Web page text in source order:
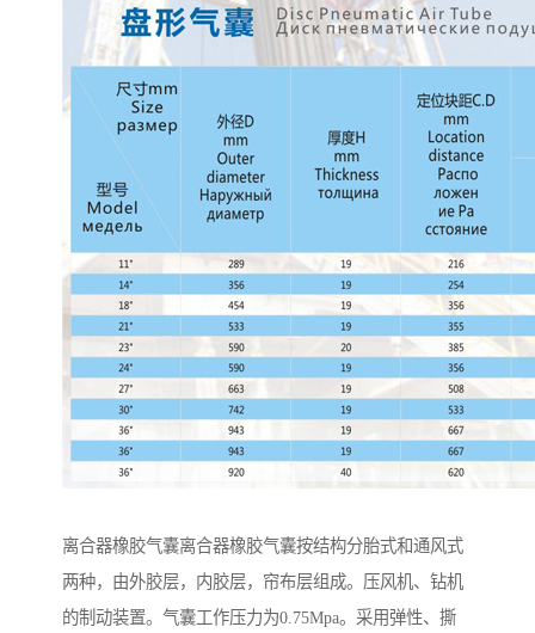
离合器橡胶气囊离合器橡胶气囊按结构分胎式和通风式
两种，由外胶层，内胶层，帘布层组成。压风机、钻机
的制动装置。气囊工作压力为0.75Mpa。采用弹性、撕